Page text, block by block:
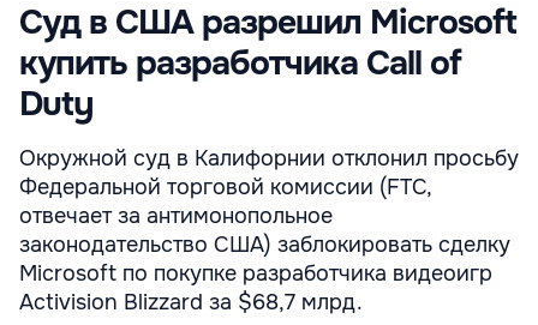
Суд в США разрешил Microsoft
купить разработчика Call of
Duty
Окружной суд в Калифорнии отклонил просьбу
Федеральной торговой комиссии (FTC,
отвечает за антимонопольное
законодательство США) заблокировать сделку
Microsoft по покупке разработчика видеоигр
Activision Blizzard за $68,7 млрд.